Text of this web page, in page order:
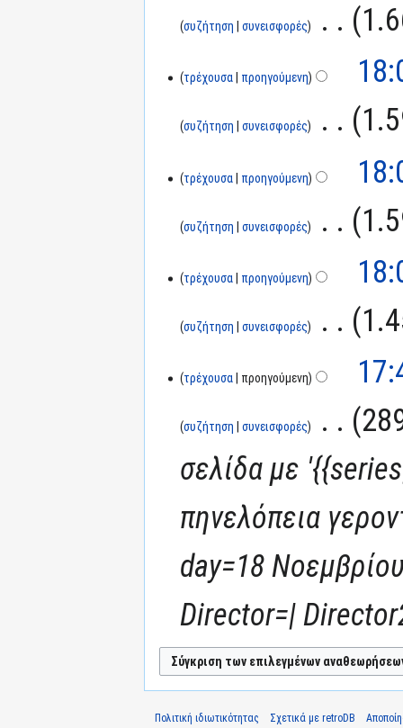
συζήτηση συνεισφορές
τρέχουσα προηγούμενη
συζήτηση συνεισφορές
τρέχουσα προηγούμενη
συζήτηση συνεισφορές
τρέχουσα προηγούμενη
συζήτηση συνεισφορές
τρέχουσα προηγούμενη
συζήτηση συνεισφορές
σελίδα με
πηνελόπεια
day=18
Director=|
Πολιτική ιδιωτικότητας Σχετικά με retroDB